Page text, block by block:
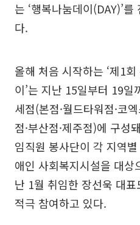
는 ‘행복나눔데이(DAY)’
다.
올해 처음 시작하는 ‘제1
이’는 지난 15일부터 19일
세점(본점·월드타워점·코
점·부산점·제주점)에 구성
임직원 봉사단이 각 지역
애인 사회복지시설을 대상
난 1월 취임한 장선욱 대
적극 참여하고 있다.